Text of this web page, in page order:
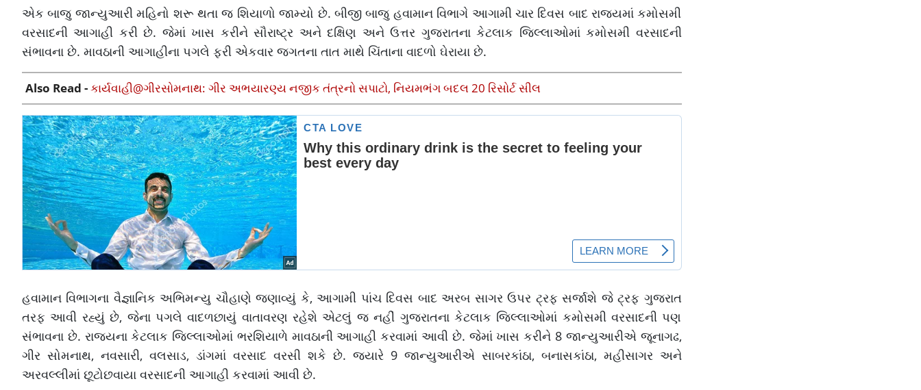
એક બાજુ જાન્યુઆરી મહિનો શરૂ થતા જ શિયાળો જામ્યો છે. બીજી બાજુ હવામાન વિભાગે આગામી ચાર દિવસ બાદ રાજ્યમાં કમોસમી
વરસાદની આગાહી કરી છે. જેમાં ખાસ કરીને સૌરાષ્ટ્ર અને દક્ષિણ અને ઉત્તર ગુજરાતના કેટલાક જિલ્લાઓમાં કમોસમી વરસાદની
સંભાવના છે. માવઠાની આગાહીના પગલે ફરી એકવાર જગતના તાત માથે ચિંતાના વાદળો ઘેરાયા છે.
Also Read -કાર્યવાહી@ગીરસોમનાથ: ગીર અભયારણ્ય નજીક તંત્રનો સપાટો, નિયમભંગ બદલ 20 રિસોર્ટ સીલ
હવામાન વિભાગના વૈજ્ઞાનિક અભિમન્યુ ચૌહાણે જણાવ્યું કે, આગામી પાંચ દિવસ બાદ અરબ સાગર ઉપર ટ્રફ સર્જાશે જે ટ્રફ ગુજરાત
તરફ આવી રહ્યું છે, જેના પગલે વાદળછાયું વાતાવરણ રહેશે એટલું જ નહીં ગુજરાતના કેટલાક જિલ્લાઓમાં કમોસમી વરસાદની પણ
સંભાવના છે. રાજ્યના કેટલાક જિલ્લાઓમાં ભરશિયાળે માવઠાની આગાહી કરવામાં આવી છે. જેમાં ખાસ કરીને 8 જાન્યુઆરીએ જૂનાગઢ,
ગીર સોમનાથ, નવસારી, વલસાડ, ડાંગમાં વરસાદ વરસી શકે છે. જ્યારે 9 જાન્યુઆરીએ સાબરકાંઠા, બનાસકાંઠા, મહીસાગર અને
અરવલ્લીમાં છૂટોછવાયા વરસાદની આગાહી કરવામાં આવી છે.